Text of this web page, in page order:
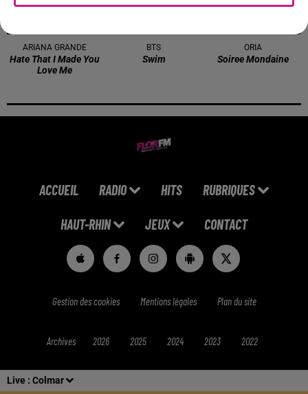
Live : Colmar
ARIANA GRANDE
Hate That I Made You
Love Me
BTS
Swim
ORIA
Soiree Mondaine
ACCUEIL RADIO HITS RUBRIQUES
HAUT-RHIN JEUX CONTACT
Gestion des cookies Mentions légales Plan du site
Archives 2026 2025 2024 2023 2022